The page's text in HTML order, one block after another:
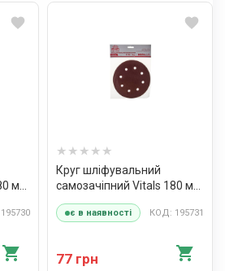
мм,
Круг шліфувальний
самозачіпний Vitals 180 мм,
8 отв., з. – 100, 5 од.
є в наявності КОД: 195731
77 грн